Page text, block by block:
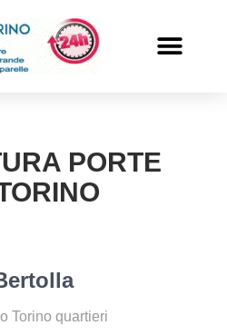
PORTE
Torino quartieri